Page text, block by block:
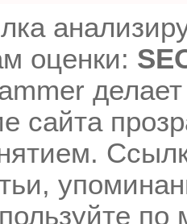
оценки:
делает
сайта
по